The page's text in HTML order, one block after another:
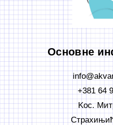
Основне
+381 64
Koс.